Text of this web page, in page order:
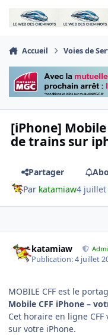
Aller au contenu
Accueil Voies de
[iPhone]
de trains sur
Partager
Par katamiaw4 juillet
katamiaw
Publication:4 juillet
MOBILE CFF est le
Mobile CFF iPhone –
Cet horaire en ligne
sur votre iPhone.